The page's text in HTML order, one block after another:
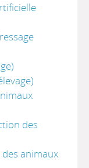
des
animaux